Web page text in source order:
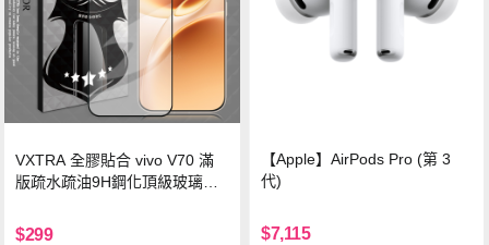
VXTRA 全膠貼合 vivo V70 滿
版疏水疏油9H鋼化頂級玻璃貼
$299
【Apple】AirPods Pro (第 3
代)
$7,115